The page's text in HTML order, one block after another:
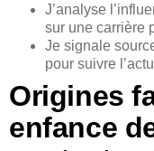
J’analyse
sur une carrière
Je signale
pour suivre
Origines
enfance